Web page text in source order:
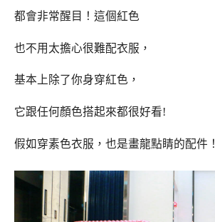
都會非常醒目！這個紅色
也不用太擔心很難配衣服，
基本上除了你身穿紅色，
它跟任何顏色搭起來都很好看!
假如穿素色衣服，也是畫龍點睛的配件！